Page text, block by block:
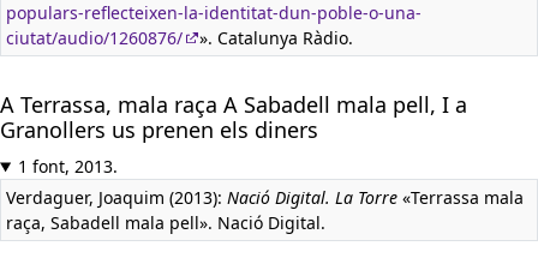
populars-reflecteixen-la-identitat-dun-poble-o-una-
ciutat/audio/1260876/
». Catalunya Ràdio.
A Terrassa, mala raça A Sabadell mala pell, I a
Granollers us prenen els diners
1 font, 2013.
Verdaguer, Joaquim (2013): Nació Digital. La Torre «Terrassa mala
raça, Sabadell mala pell». Nació Digital.